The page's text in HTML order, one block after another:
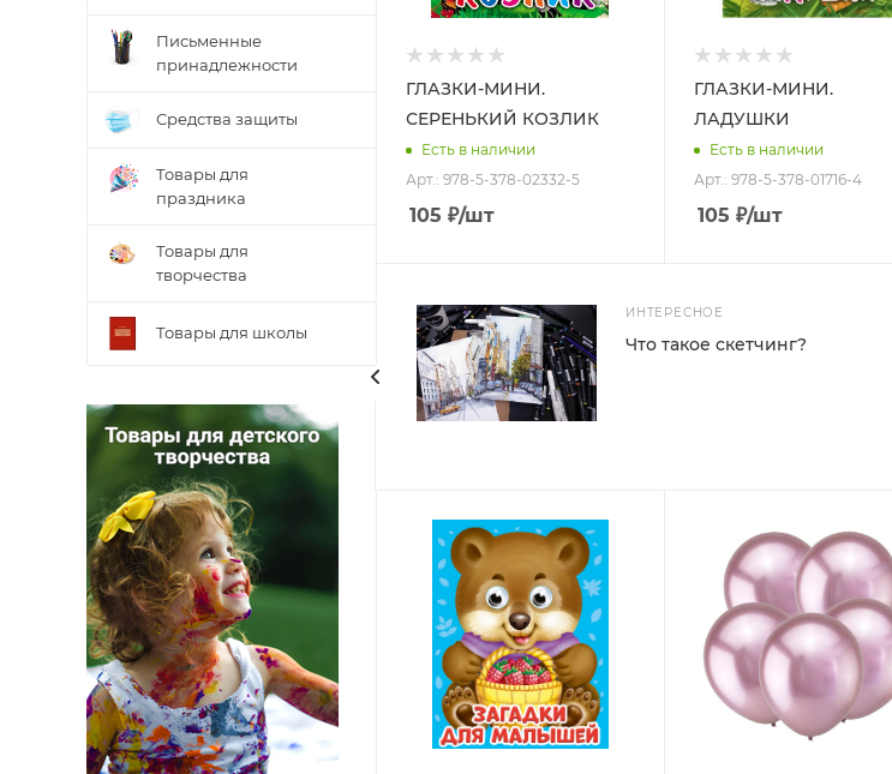
ГЛАЗКИ-МИНИ.
СЕРЕНЬКИЙ КОЗЛИК
Есть в наличии
Арт.: 978-5-378-02332-5
105 ₽/шт
ГЛАЗКИ-МИНИ.
ЛАДУШКИ
Есть в наличии
Арт.: 978-5-378-01716-4
105 ₽/шт
ИНТЕРЕСНОЕ
Что такое скетчинг?
Письменные
принадлежности
Средства защиты
Товары для
праздника
Товары для
творчества
Товары для школы